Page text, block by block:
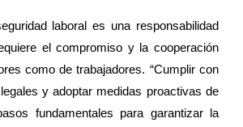
laboral es una responsabilidad
el compromiso y la cooperación
como de trabajadores. “Cumplir con
y adoptar medidas proactivas de
fundamentales para garantizar la